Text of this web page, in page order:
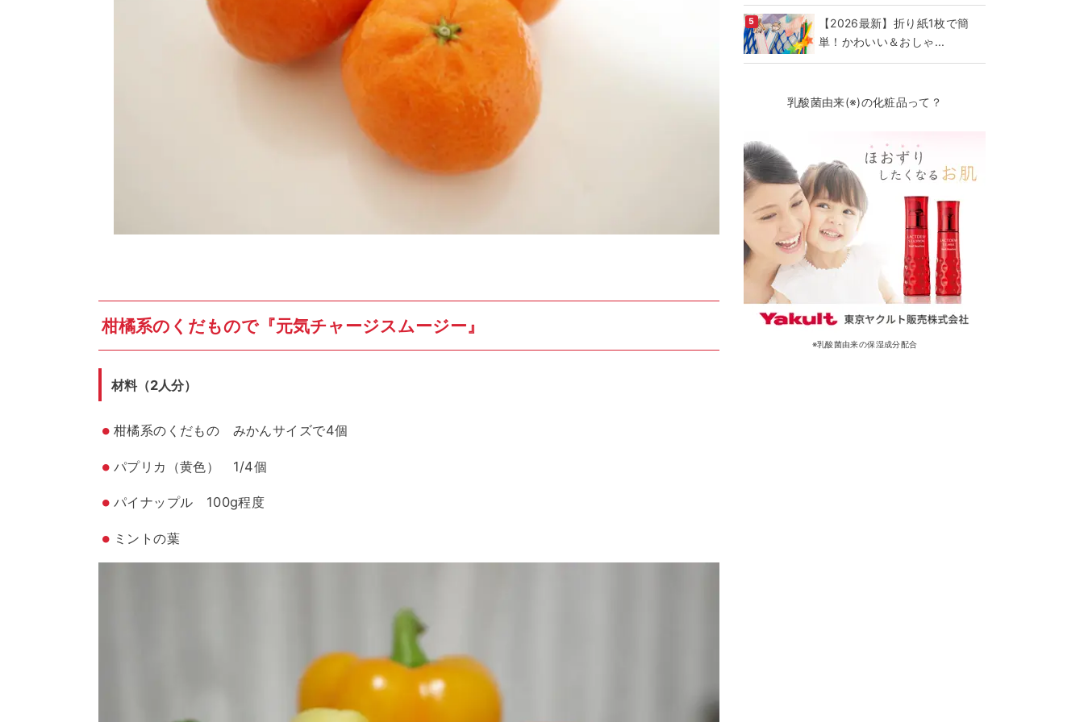
柑橘系のくだもので『元気チャージスムージー』
材料（2人分）
柑橘系のくだもの みかんサイズで4個
パプリカ（黄色） 1/4個
パイナップル 100g程度
ミントの葉
【2026最新】折り紙1枚で簡
単！かわいい＆おしゃ...
乳酸菌由来(※)の化粧品って？
※乳酸菌由来の保湿成分配合